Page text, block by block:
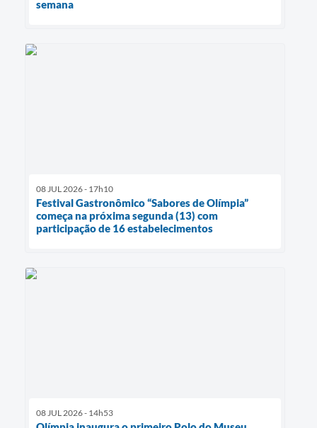
semana
08 JUL 2026 - 17h10
Festival Gastronômico “Sabores de Olímpia”
começa na próxima segunda (13) com
participação de 16 estabelecimentos
08 JUL 2026 - 14h53